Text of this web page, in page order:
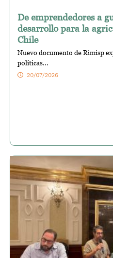
De emprendedores a
desarrollo para la
Chile
Nuevo documento de Rimisp
políticas...
20/07/2026